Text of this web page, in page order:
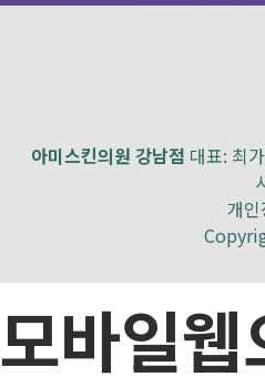
아미스킨의원 강남점 대표: 최
개
모바일